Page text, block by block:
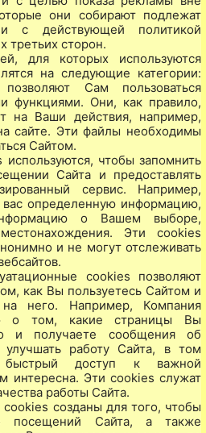
они собирают подлежат
с действующей политикой
третьих сторон.
для которых используются
на следующие категории:
Сам пользоваться
функциями. Они, как правило,
на Ваши действия, например,
сайте. Эти файлы необходимы
Сайтом.
чтобы запомнить
Сайта и предоставлять
сервис. Например,
определенную информацию,
о Вашем выборе,
Эти cookies
и не могут отслеживать
cookies позволяют
как Вы пользуетесь Сайтом и
него. Например, Компания
о том, какие страницы Вы
и получаете сообщения об
работу Сайта, в том
быстрый доступ к важной
интересна. Эти cookies служат
работы Сайта.
созданы для того, чтобы
посещений Cайта, а также